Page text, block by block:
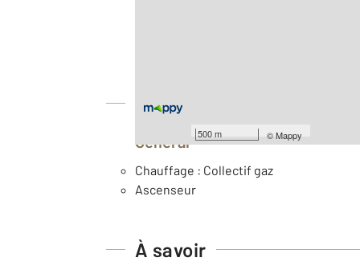
500 m ©Mappy
Équipements
Général
Chauffage : Collectif gaz
Ascenseur
À savoir